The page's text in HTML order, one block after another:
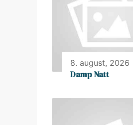
8. august, 2026
Damp Natt